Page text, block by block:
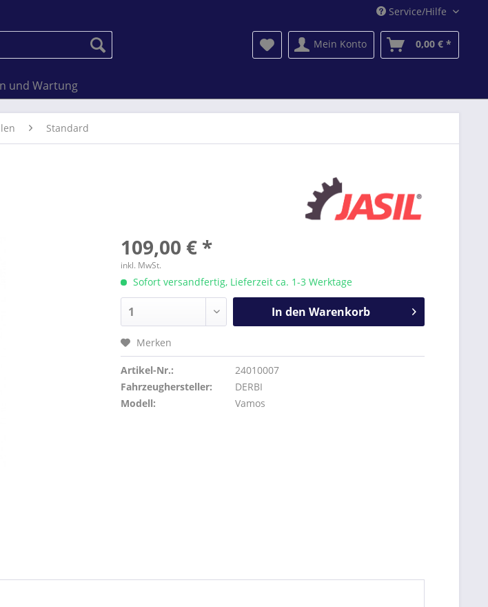
Service/Hilfe
Mein Konto 0,00 € *
und Wartung
Standard
109,00 € *
inkl. MwSt.
Sofort versandfertig, Lieferzeit ca. 1-3 Werktage
In den Warenkorb
Merken
Artikel-Nr.:
24010007
Fahrzeughersteller:
DERBI
Modell:
Vamos